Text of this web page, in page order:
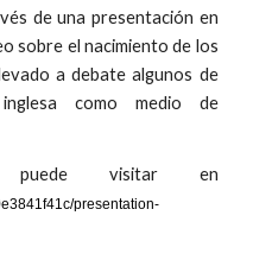
de una presentación en
sobre el nacimiento de los
a debate algunos de
como medio de
puede visitar en
presentation-